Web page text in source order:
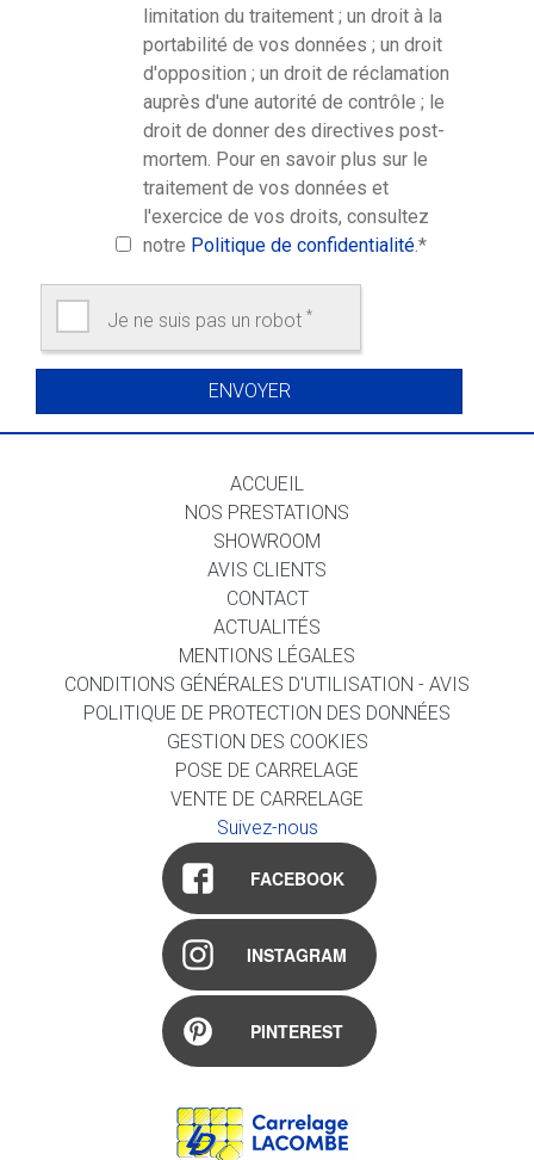
limitation du traitement ; un droit à la
portabilité de vos données ; un droit
d'opposition ; un droit de réclamation
auprès d'une autorité de contrôle ; le
droit de donner des directives post-
mortem. Pour en savoir plus sur le
traitement de vos données et
l'exercice de vos droits, consultez
notre Politique de confidentialité.*
Je ne suis pas un robot *
ACCUEIL
NOS PRESTATIONS
SHOWROOM
AVIS CLIENTS
CONTACT
ACTUALITÉS
MENTIONS LÉGALES
CONDITIONS GÉNÉRALES D'UTILISATION - AVIS
POLITIQUE DE PROTECTION DES DONNÉES
GESTION DES COOKIES
POSE DE CARRELAGE
VENTE DE CARRELAGE
Suivez-nous
FACEBOOK
INSTAGRAM
PINTEREST